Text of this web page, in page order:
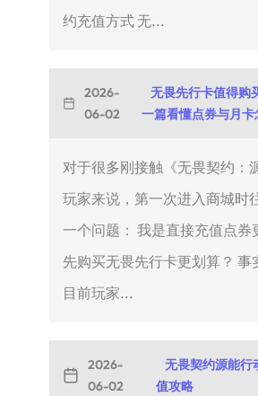
约充值方式 无...
2026-
06-02
无畏先行卡值得购
一篇看懂点券与月卡
对于很多刚接触《无畏契约：
玩家来说，第一次进入商城时
一个问题： 我是直接充值点券
先购买无畏先行卡更划算？ 事
目前玩家...
2026-
06-02
无畏契约源能行
值攻略